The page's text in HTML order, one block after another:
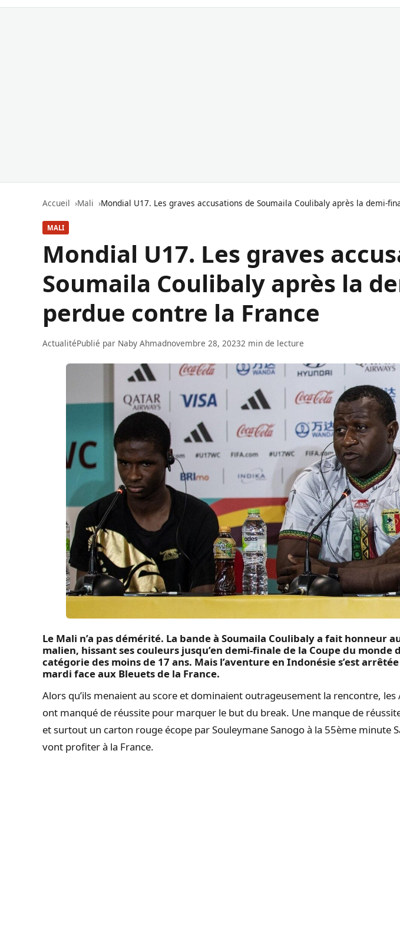
Accueil Mali Mondial U17. Les graves accusations de Soumaila Coulibaly après la demi-
MALI
Mondial U17. Les graves
Soumaila Coulibaly après la
perdue contre la France
ActualitéPublié par Naby Ahmadnovembre 28, 20232 min de lecture
Le Mali n’a pas démérité. La bande à Soumaila Coulibaly a fait honneur
malien, hissant ses couleurs jusqu’en demi-finale de la Coupe du monde
catégorie des moins de 17 ans. Mais l’aventure en Indonésie s’est
mardi face aux Bleuets de la France.
Alors qu’ils menaient au score et dominaient outrageusement la rencontre, les
ont manqué de réussite pour marquer le but du break. Une manque de
et surtout un carton rouge écope par Souleymane Sanogo à la 55ème minute
vont profiter à la France.